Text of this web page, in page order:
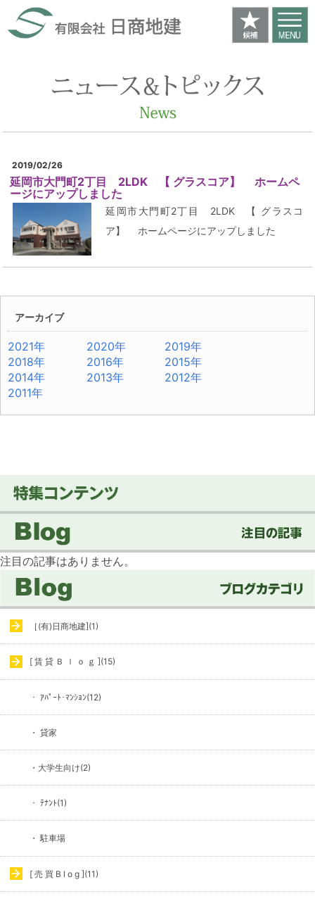
2019/02/26
延岡市大門町2丁目 2LDK 【 グラスコア】 ホームペ
ージにアップしました
延岡市大門町2丁目 2LDK 【 グラスコ
ア】 ホームページにアップしました
アーカイブ
2021年 2020年
2019年
2018年
2016年
2015年
2014年
2013年
2012年
2011年
注目の記事はありません。
［(有)日商地建](1)
[ 賃 貸 Ｂ ｌ ｏ ｇ ](15)
・ ｱﾊﾟｰﾄ･ﾏﾝｼｮﾝ(12)
・ 貸家
・大学生向け(2)
・ ﾃﾅﾝﾄ(1)
・ 駐車場
[ 売 買 B l o g ](11)